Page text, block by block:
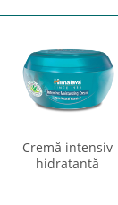
Cremă intensiv
hidratantă